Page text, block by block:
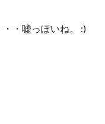
・嘘っぽいね。 :)